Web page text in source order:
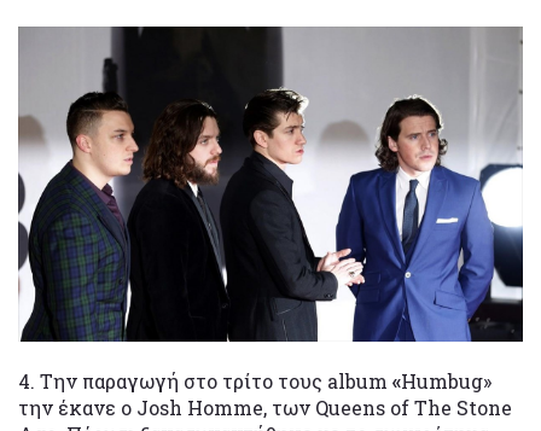
4. Την παραγωγή στο τρίτο τους album «Humbug»
την έκανε ο Josh Homme, των Queens of The Stone